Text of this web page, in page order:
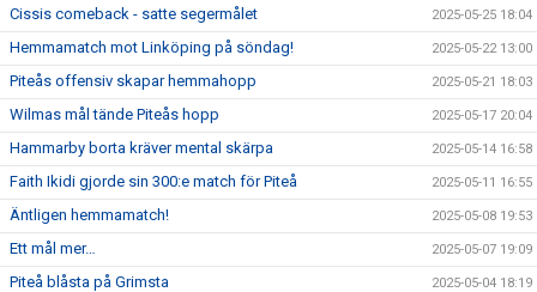
Cissis comeback - satte segermålet 2025-05-25 18:04
Hemmamatch mot Linköping på söndag! 2025-05-22 13:00
Piteås offensiv skapar hemmahopp 2025-05-21 18:03
Wilmas mål tände Piteås hopp 2025-05-17 20:04
Hammarby borta kräver mental skärpa 2025-05-14 16:58
Faith Ikidi gjorde sin 300:e match för Piteå 2025-05-11 16:55
Äntligen hemmamatch! 2025-05-08 19:53
Ett mål mer… 2025-05-07 19:09
Piteå blåsta på Grimsta 2025-05-04 18:19